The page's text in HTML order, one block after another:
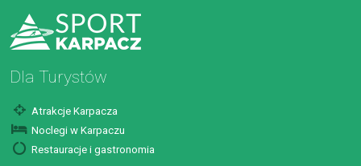
Dla Turystów
Atrakcje Karpacza
Noclegi w Karpaczu
Restauracje i gastronomia